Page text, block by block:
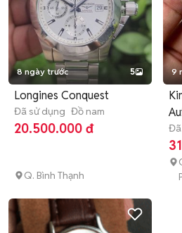
8 ngày trước 5
Longines Conquest
Đã sử dụng Đồ nam
20.500.000 đ
Q. Bình Thạnh
9